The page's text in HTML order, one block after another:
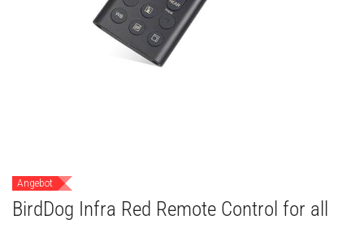
Angebot
BirdDog Infra Red Remote Control for all